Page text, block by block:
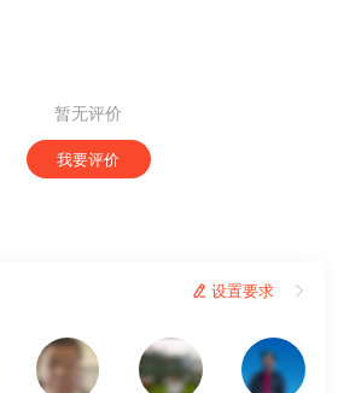
暂无评价
我要评价
 设置要求 